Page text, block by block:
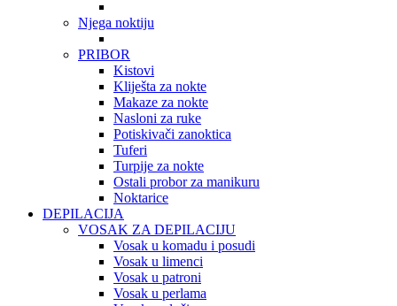
Njega noktiju
PRIBOR
Kistovi
Kliješta za nokte
Makaze za nokte
Nasloni za ruke
Potiskivači zanoktica
Tuferi
Turpije za nokte
Ostali probor za manikuru
Noktarice
DEPILACIJA
VOSAK ZA DEPILACIJU
Vosak u komadu i posudi
Vosak u limenci
Vosak u patroni
Vosak u perlama